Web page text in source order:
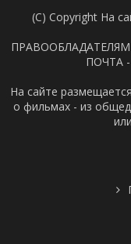
(C) Copyright На
ПОЧТА -
На сайте
о фильмах - из